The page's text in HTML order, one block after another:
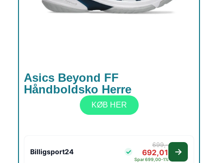
Asics Beyond FF
Håndboldsko Herre
KØB HER
Billigsport24
699,-
692,01
Spar 699,00-1%